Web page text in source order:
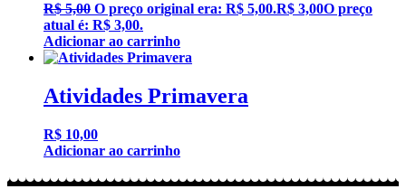
R$5,00 O preço original era: R$ 5,00.R$ 3,00O preço
atual é: R$ 3,00.
Adicionar ao carrinho
Atividades Primavera
R$ 10,00
Adicionar ao carrinho